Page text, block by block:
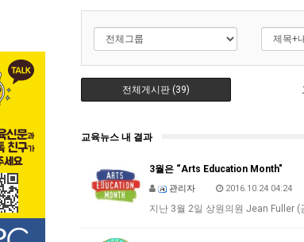
전체게시판 (39)
교육뉴스 내 결과
3월은 “Arts Education Month"
관리자 2016.10.24 04:24
지난 3월 2일 상원의원 Jean Fuller